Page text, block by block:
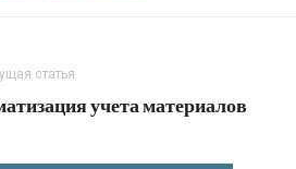
статья
учета материалов